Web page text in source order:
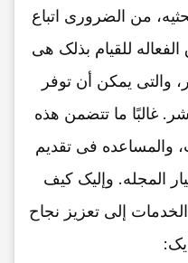
من الضروری اتباع
للقیام بذلک هی
والتی یمکن أن توفر
غالبًا ما تتضمن هذه
والمساعده فی تقدیم
المجله. وإلیک کیف
إلى تعزیز نجاح